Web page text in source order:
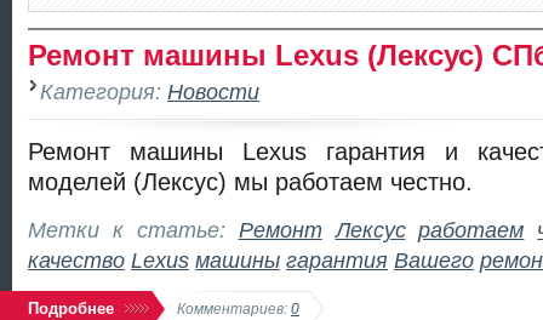
Ремонт машины Lexus (Лексус)
Категория: Новости
Ремонт машины Lexus гарантия и
моделей (Лексус) мы работаем честно.
Метки к статье: Ремонт Лексус работаем
качество Lexus машины гарантия Вашего
Подробнее Комментариев: 0